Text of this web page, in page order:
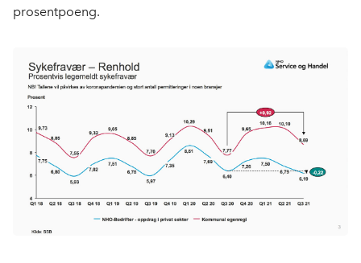
prosentpoeng.